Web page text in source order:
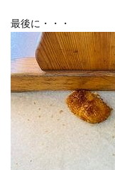
最後に・・・